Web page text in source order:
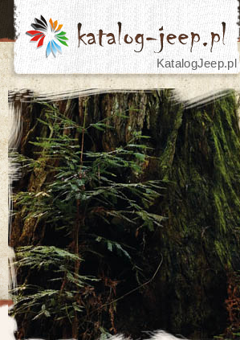
KatalogJeep.pl